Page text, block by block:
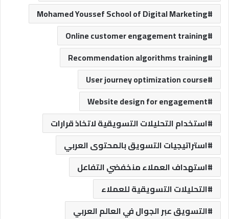
Mohamed Youssef School of Digital Marketing
Online customer engagement training
Recommendation algorithms training
User journey optimization course
Website design for engagement
استخدام التحليلات التسويقية لاتخاذ قرارات
استراتيجيات التسويق بالمحتوى العربي
استهداف العملاء منخفضي التفاعل
التحليلات التسويقية للعملاء
التسويق عبر الجوال في العالم العربي